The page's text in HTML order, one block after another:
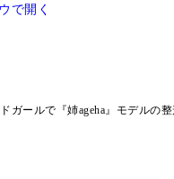
で開く
ガールで『姉ageha』モデルの